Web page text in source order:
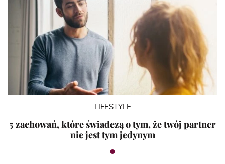
LIFESTYLE
5 zachowań, które świadczą o tym, że twój partner
nie jest tym jedynym